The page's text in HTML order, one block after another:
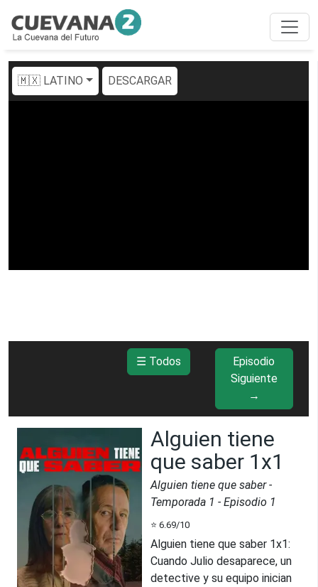
🇲🇽 LATINO DESCARGAR
☰ Todos
Episodio
Siguiente
→
Alguien tiene
que saber 1x1
Alguien tiene que saber-
Temporada 1 - Episodio 1
⭐ 6.69/10
Alguien tiene que saber 1x1:
Cuando Julio desaparece, un
detective y su equipo inician